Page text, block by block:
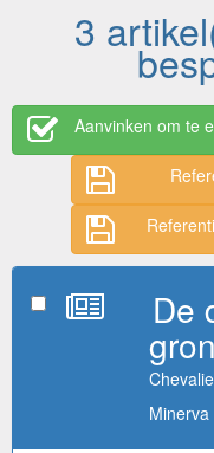
3
Aanvinken om te
De